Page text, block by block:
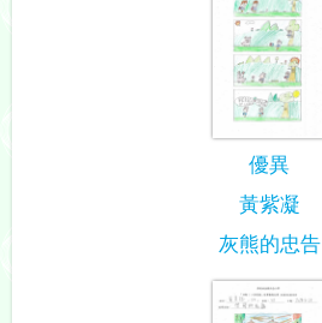
優異
黃紫凝
灰熊的忠告